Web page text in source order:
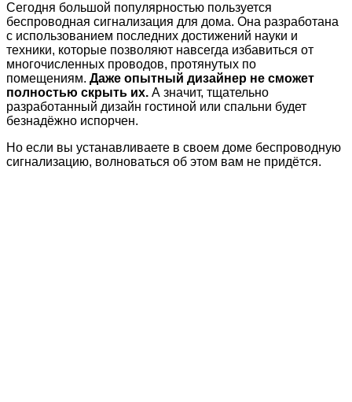
Сегодня большой популярностью пользуется
беспроводная сигнализация для дома. Она разработана
с использованием последних достижений науки и
техники, которые позволяют навсегда избавиться от
многочисленных проводов, протянутых по
помещениям. Даже опытный дизайнер не сможет
полностью скрыть их. А значит, тщательно
разработанный дизайн гостиной или спальни будет
безнадёжно испорчен.
Но если вы устанавливаете в своем доме беспроводную
сигнализацию, волноваться об этом вам не придётся.